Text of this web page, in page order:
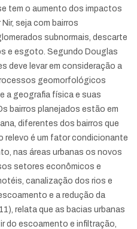
tem o aumento dos impactos
seja com bairros
subnormais, descarte
e esgoto. Segundo Douglas
deve levar em consideração a
geomorfológicos
a geografia física e suas
bairros planejados estão em
diferentes dos bairros que
relevo é um fator condicionante
nas áreas urbanas os novos
setores econômicos e
canalização dos rios e
e a redução da
relata que as bacias urbanas
do escoamento e infiltração,